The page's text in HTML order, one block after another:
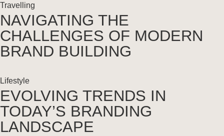
Travelling
NAVIGATING THE
CHALLENGES OF MODERN
BRAND BUILDING
Lifestyle
EVOLVING TRENDS IN
TODAY’S BRANDING
LANDSCAPE